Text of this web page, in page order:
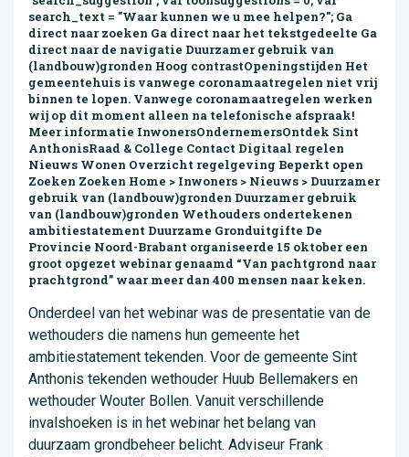
search_text = "Waar kunnen we u mee helpen?"; Ga
direct naar zoeken Ga direct naar het tekstgedeelte Ga
direct naar de navigatie Duurzamer gebruik van
(landbouw)gronden Hoog contrastOpeningstijden Het
gemeentehuis is vanwege coronamaatregelen niet vrij
binnen te lopen. Vanwege coronamaatregelen werken
wij op dit moment alleen na telefonische afspraak!
Meer informatie InwonersOndernemersOntdek Sint
AnthonisRaad & College Contact Digitaal regelen
Nieuws Wonen Overzicht regelgeving Beperkt open
Zoeken Zoeken Home > Inwoners > Nieuws > Duurzamer
gebruik van (landbouw)gronden Duurzamer gebruik
van (landbouw)gronden Wethouders ondertekenen
ambitiestatement Duurzame Gronduitgifte De
Provincie Noord-Brabant organiseerde 15 oktober een
groot opgezet webinar genaamd “Van pachtgrond naar
prachtgrond” waar meer dan 400 mensen naar keken.
Onderdeel van het webinar was de presentatie van de
wethouders die namens hun gemeente het
ambitiestatement tekenden. Voor de gemeente Sint
Anthonis tekenden wethouder Huub Bellemakers en
wethouder Wouter Bollen. Vanuit verschillende
invalshoeken is in het webinar het belang van
duurzaam grondbeheer belicht. Adviseur Frank